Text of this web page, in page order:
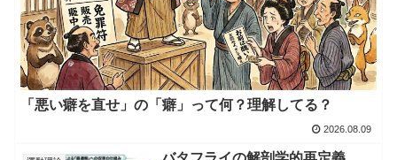
「悪い癖を直せ」の「癖」って何？理解してる？
2026.08.09